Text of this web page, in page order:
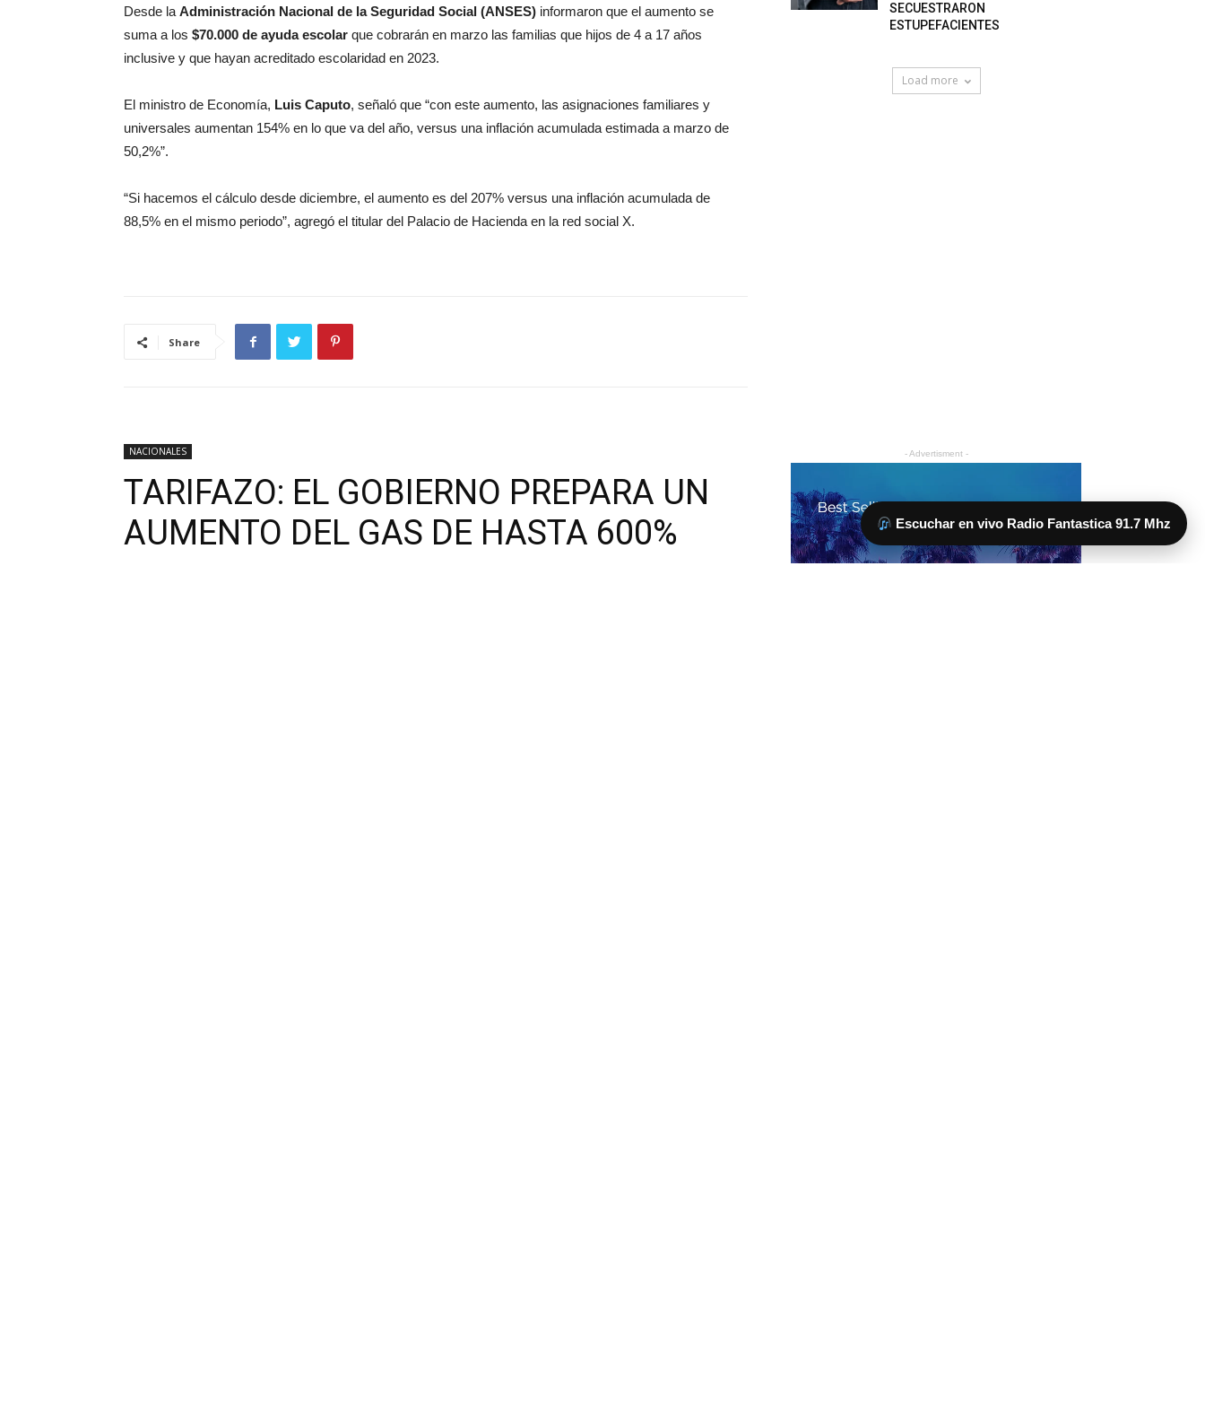
Escuchar en vivo Radio Fantastica 91.7 Mhz
Desde la Administración Nacional de la Seguridad Social (ANSES) informaron que el aumento se
suma a los $70.000 de ayuda escolar que cobrarán en marzo las familias que hijos de 4 a 17 años
inclusive y que hayan acreditado escolaridad en 2023.
El ministro de Economía, Luis Caputo, señaló que “con este aumento, las asignaciones familiares y
universales aumentan 154% en lo que va del año, versus una inflación acumulada estimada a marzo de
50,2%”.
“Si hacemos el cálculo desde diciembre, el aumento es del 207% versus una inflación acumulada de
88,5% en el mismo periodo”, agregó el titular del Palacio de Hacienda en la red social X.
Share
SECUESTRARON
ESTUPEFACIENTES
Load more